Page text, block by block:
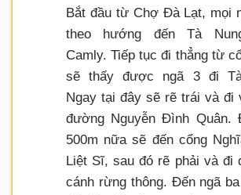
Bắt đầu từ Chợ Đà Lạt, mọi
theo hướng đến Tà
Camly. Tiếp tục đi thẳng từ
sẽ thấy được ngã 3 đi
Ngay tại đây sẽ rẽ trái và đi
đường Nguyễn Đình Quân.
500m nữa sẽ đến cổng
Liệt Sĩ, sau đó rẽ phải và đi
cánh rừng thông. Đến ngã